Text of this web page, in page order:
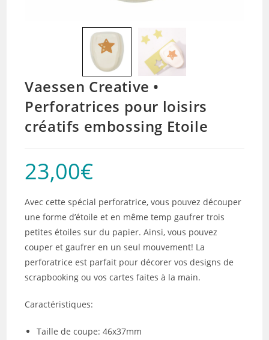
Vaessen Creative •
Perforatrices pour loisirs
créatifs embossing Etoile
23,00€
Avec cette spécial perforatrice, vous pouvez découper
une forme d’étoile et en même temp gaufrer trois
petites étoiles sur du papier. Ainsi, vous pouvez
couper et gaufrer en un seul mouvement! La
perforatrice est parfait pour décorer vos designs de
scrapbooking ou vos cartes faites à la main.
Caractéristiques:
Taille de coupe: 46x37mm